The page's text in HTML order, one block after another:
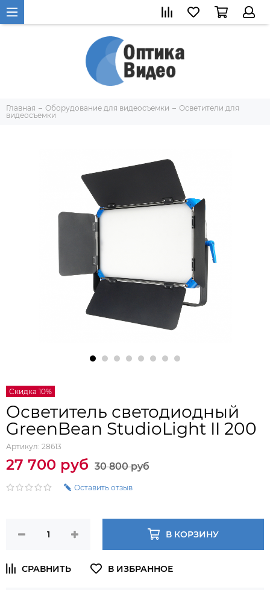
Главная Оборудование для видеосъемки
Осветители для
видеосъемки
Скидка 10%
Осветитель светодиодный
GreenBean StudioLight II 200
Артикул: 28613
27 700 руб 30 800 руб
Оставить отзыв
В КОРЗИНУ